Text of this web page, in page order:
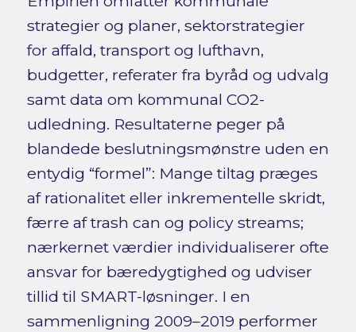
strategier og planer, sektorstrategier
for affald, transport og lufthavn,
budgetter, referater fra byråd og udvalg
samt data om kommunal CO2-
udledning. Resultaterne peger på
blandede beslutningsmønstre uden en
entydig “formel”: Mange tiltag præges
af rationalitet eller inkrementelle skridt,
færre af trash can og policy streams;
nærkernet værdier individualiserer ofte
ansvar for bæredygtighed og udviser
tillid til SMART-løsninger. I en
sammenligning 2009–2019 performer